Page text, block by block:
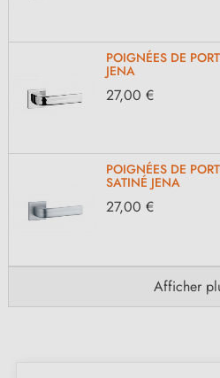
POIGNÉES DE
JENA
27,00 €
POIGNÉES DE
SATINÉ JENA
27,00 €
Afficher